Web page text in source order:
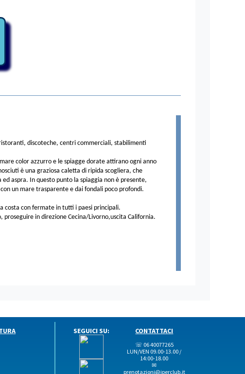
discoteche, centri commerciali, stabilimenti
color azzurro e le spiagge dorate attirano ogni anno
è una graziosa caletta di ripida scogliera, che
aspra. In questo punto la spiaggia non è presente,
un mare trasparente e dai fondali poco profondi.
costa con fermate in tutti i paesi principali.
proseguire in direzione Cecina/Livorno,uscita California.
SEGUICI SU: CONTATTACI
☏ 06 40077265
LUN/VEN 09.00-13.00 /
14:00-18.00
✉
prenotazioni@iperclub.it